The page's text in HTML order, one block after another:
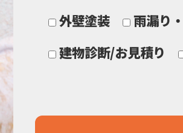
外壁塗装
雨漏り
建物診断/お見積り